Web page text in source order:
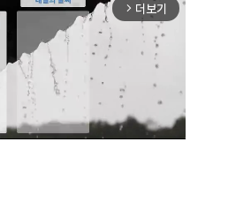
arrow_forward_ios 더보기